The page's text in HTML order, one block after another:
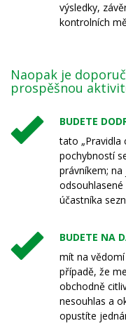
výsledky,
kontrolních
Naopak je
prospěšnou
BUDETE
tato „Pravidla
pochybností
právníkem;
účastníka
BUDETE NA
mít na vědomí
případě, že
obchodně
nesouhlas a
opustíte